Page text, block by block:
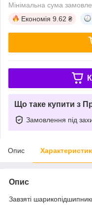
Мінімальна сума
Економія 9.62 ₴
Що таке купити з
Замовлення під
Опис
Опис
Завзяті